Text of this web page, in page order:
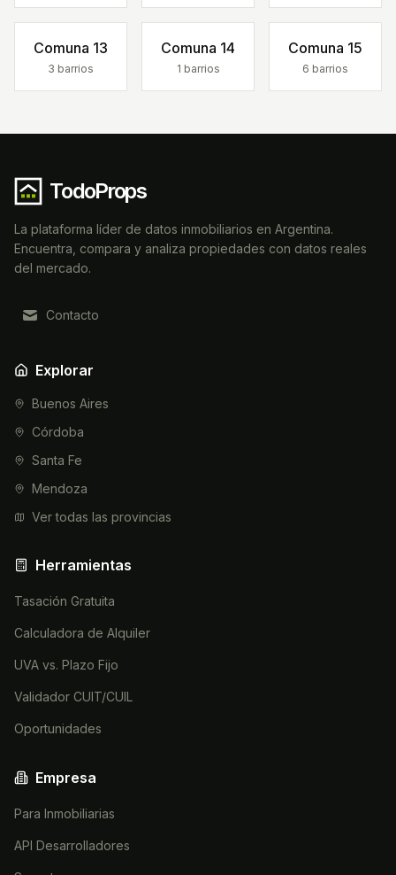
Comuna 13
3 barrios
Comuna 14
1 barrios
Comuna 15
6 barrios
TodoProps
La plataforma líder de datos inmobiliarios en Argentina.
Encuentra, compara y analiza propiedades con datos reales
del mercado.
Contacto
Explorar
Buenos Aires
Córdoba
Santa Fe
Mendoza
Ver todas las provincias
Herramientas
Tasación Gratuita
Calculadora de Alquiler
UVA vs. Plazo Fijo
Validador CUIT/CUIL
Oportunidades
Empresa
Para Inmobiliarias
API Desarrolladores